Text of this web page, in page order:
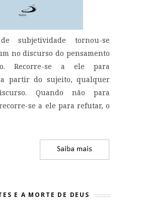
subjetividade tornou-se
no discurso do pensamento
Recorre-se a ele para
a partir do sujeito, qualquer
Quando não para
se a ele para refutar, o
E A MORTE DE DEUS